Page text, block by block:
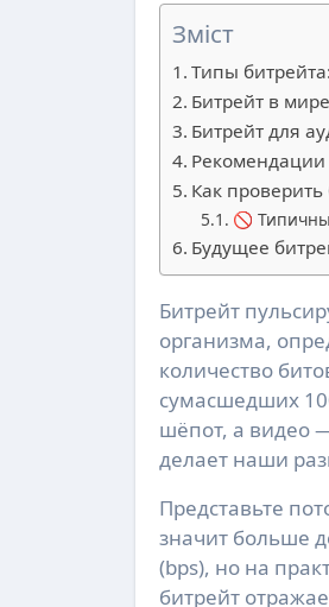
Зміст
Типы
Битрейт в
Битрейт для
Рекомендации
Как
🚫
Будущее
Битрейт пульсирует в сердце каждого цифрового файла, словно кровь в венах живого
организма,
количество
сумасшедших
шёпот, а видео
делает наши
Представьте
значит больше
(bps), но на
битрейт